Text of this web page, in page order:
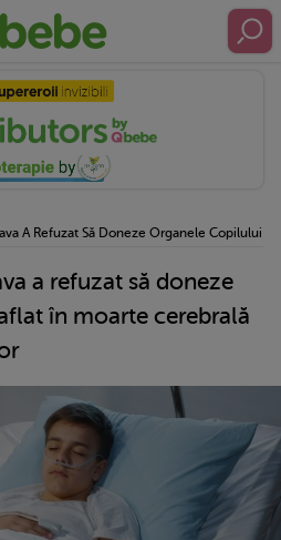
A Refuzat Să Doneze Organele Copilului
a refuzat să doneze
în moarte cerebrală